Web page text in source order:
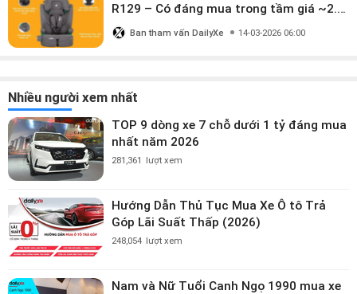
R129 – Có đáng mua trong tầm giá ~2.8
triệu?
Ban tham vấn DailyXe 14-03-2026 06:00
Nhiều người xem nhất
TOP 9 dòng xe 7 chỗ dưới 1 tỷ đáng mua
nhất năm 2026
281,361 lượt xem
Hướng Dẫn Thủ Tục Mua Xe Ô tô Trả
Góp Lãi Suất Thấp (2026)
248,054 lượt xem
Nam và Nữ Tuổi Canh Ngọ 1990 mua xe